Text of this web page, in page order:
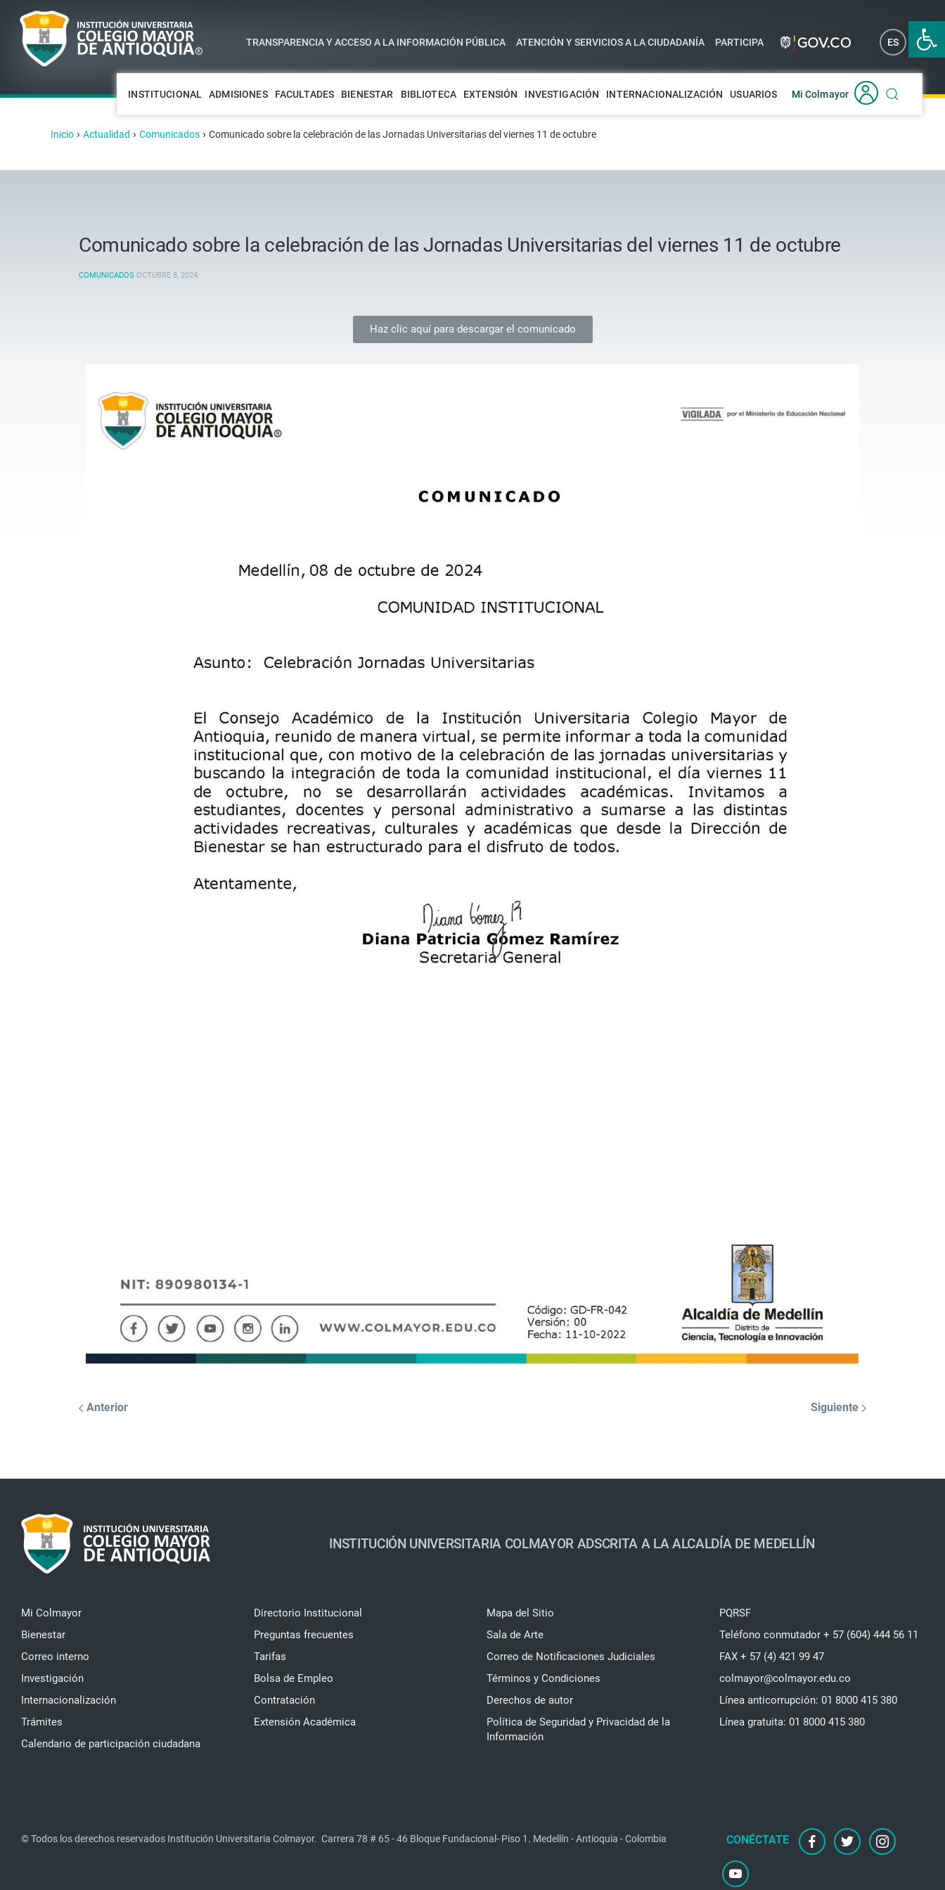
Abrir
TRANSPARENCIA Y ACCESO A LA INFORMACIÓN PÚBLICA ATENCIÓN Y SERVICIOS A LA CIUDADANÍA PARTICIPA ES EN
INSTITUCIONAL ADMISIONES FACULTADES BIENESTAR BIBLIOTECA EXTENSIÓN INVESTIGACIÓN INTERNACIONALIZACIÓN USUARIOS Mi Colmayor
Inicio › Actualidad › Comunicados › Comunicado sobre la celebración de las Jornadas Universitarias del viernes 11 de octubre
Comunicado sobre la celebración de las Jornadas Universitarias del viernes 11 de octubre
COMUNICADOS OCTUBRE 8, 2024.
Haz clic aquí para descargar el comunicado
Anterior Siguiente
INSTITUCIÓN UNIVERSITARIA COLMAYOR ADSCRITA A LA ALCALDÍA DE MEDELLÍN
Mi Colmayor
Bienestar
Correo interno
Investigación
Internacionalización
Trámites
Calendario de participación ciudadana
Directorio Institucional
Preguntas frecuentes
Tarifas
Bolsa de Empleo
Contratación
Extensión Académica
Mapa del Sitio
Sala de Arte
Correo de Notificaciones Judiciales
Términos y Condiciones
Derechos de autor
Política de Seguridad y Privacidad de la
Información
PQRSF
Teléfono conmutador + 57 (604) 444 56 11
FAX + 57 (4) 421 99 47
colmayor@colmayor.edu.co
Línea anticorrupción: 01 8000 415 380
Línea gratuita: 01 8000 415 380
© Todos los derechos reservados Institución Universitaria Colmayor. Carrera 78 # 65 - 46 Bloque Fundacional- Piso 1. Medellín - Antioquia - Colombia